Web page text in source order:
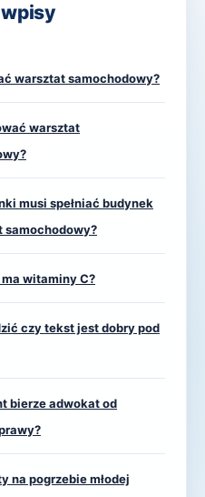
warsztat samochodowy?
warsztat
musi spełniać budynek
samochodowy?
witaminy C?
czy tekst jest dobry pod
bierze adwokat od
na pogrzebie młodej